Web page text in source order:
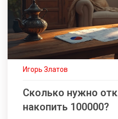
Игорь Златов
Сколько нужно
накопить 100000?